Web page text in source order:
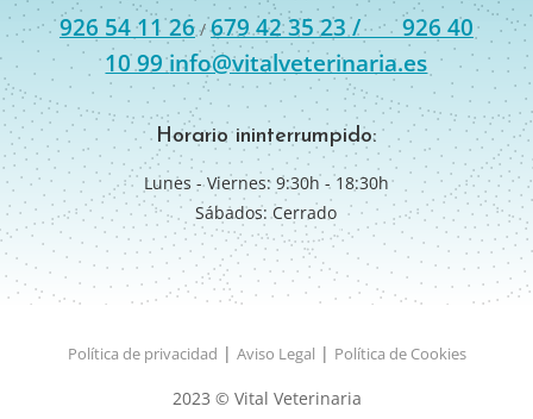
926 54 11 26/679 42 35 23 /926 40
10 99info@vitalveterinaria.es
Horario ininterrumpido:
Lunes - Viernes: 9:30h - 18:30h
Sábados: Cerrado
Política de privacidad | Aviso Legal | Política de Cookies
2023 © Vital Veterinaria